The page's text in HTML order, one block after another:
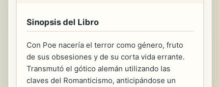
Sinopsis del Libro
Con Poe nacería el terror como género, fruto
de sus obsesiones y de su corta vida errante.
Transmutó el gótico alemán utilizando las
claves del Romanticismo, anticipándose un